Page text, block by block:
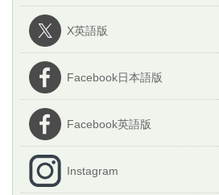
X英語版
Facebook日本語版
Facebook英語版
Instagram